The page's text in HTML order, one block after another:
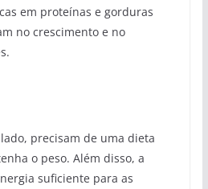
em proteínas e gorduras
no crescimento e no
precisam de uma dieta
o peso. Além disso, a
suficiente para as